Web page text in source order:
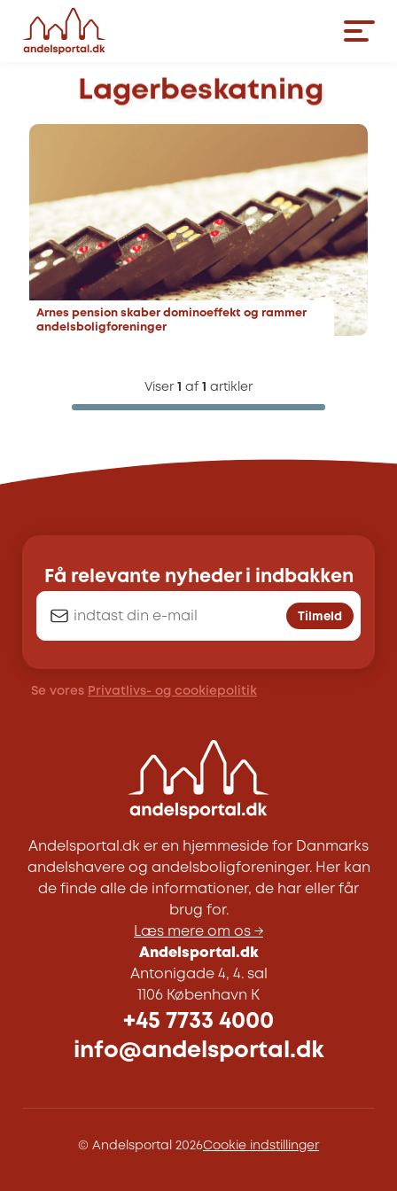
Lagerbeskatning
Arnes pension skaber dominoeffekt og rammer
andelsboligforeninger
Viser 1 af 1 artikler
Få relevante nyheder i indbakken
Tilmeld
Se vores Privatlivs- og cookiepolitik
Andelsportal.dk er en hjemmeside for Danmarks
andelshavere og andelsboligforeninger. Her kan
de finde alle de informationer, de har eller får
brug for.
Læs mere om os →
Andelsportal.dk
Antonigade 4, 4. sal
1106 København K
+45 7733 4000
info@andelsportal.dk
© Andelsportal 2026Cookie indstillinger